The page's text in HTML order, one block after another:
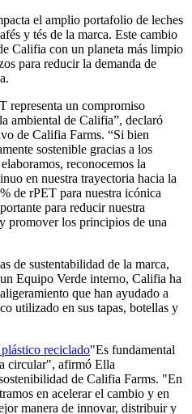
el amplio portafolio de leches
y tés de la marca. Este cambio
Califia con un planeta más limpio
para reducir la demanda de
representa un compromiso
ambiental de Califia”, declaró
de Califia Farms. “Si bien
sostenible gracias a los
reconocemos la
en nuestra trayectoria hacia la
de rPET para nuestra icónica
para reducir nuestra
promover los principios de una
de sustentabilidad de la marca,
Equipo Verde interno, Califia ha
que han ayudado a
utilizado en sus tapas, botellas y
reciclado"Es fundamental
circular", afirmó Ella
de Califia Farms. "En
en acelerar el cambio y en
manera de innovar, distribuir y